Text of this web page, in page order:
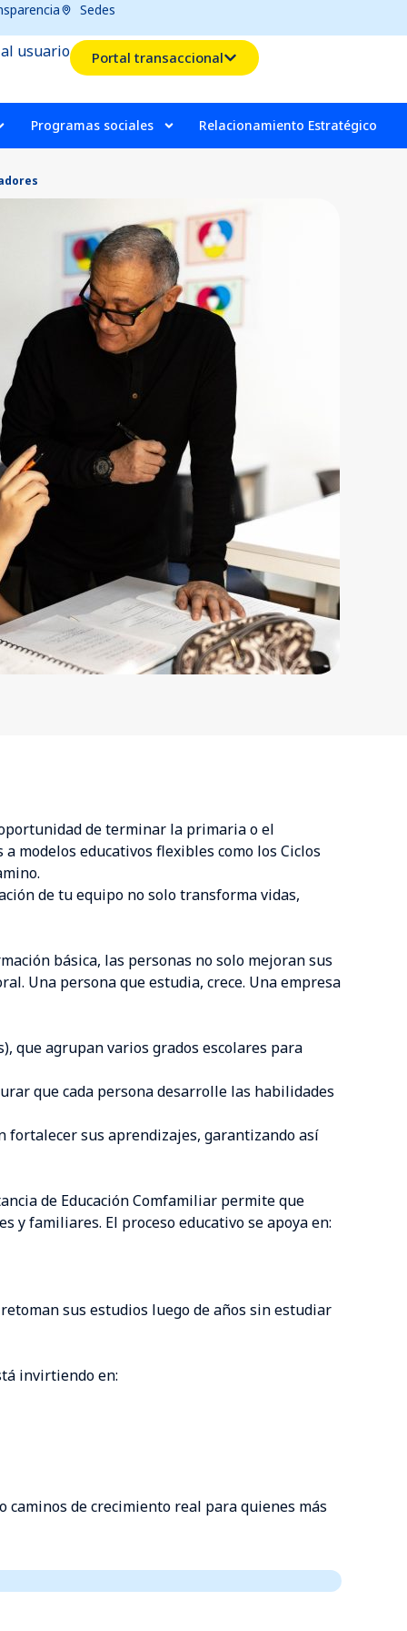
Sedes
usuario Portal transaccional
Programas sociales Relacionamiento Estratégico
de terminar la primaria o el
modelos educativos flexibles como los Ciclos
de tu equipo no solo transforma vidas,
básica, las personas no solo mejoran sus
Una persona que estudia, crece. Una empresa
que agrupan varios grados escolares para
que cada persona desarrolle las habilidades
fortalecer sus aprendizajes, garantizando así
de Educación Comfamiliar permite que
y familiares. El proceso educativo se apoya en:
sus estudios luego de años sin estudiar
invirtiendo en:
de crecimiento real para quienes más